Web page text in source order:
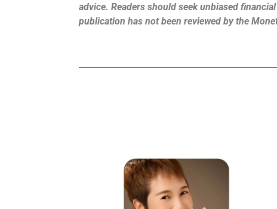
advice. Readers should seek unbiased
publication has not been reviewed by the